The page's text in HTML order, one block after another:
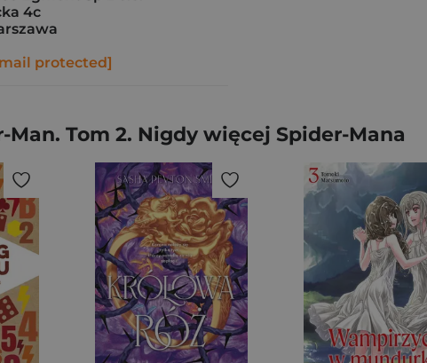
4c
protected]
Tom 2. Nigdy więcej Spider-Mana